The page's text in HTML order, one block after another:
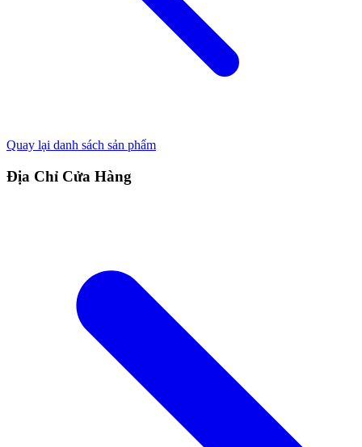
Quay lại danh sách sản phẩm
Địa Chỉ Cửa Hàng